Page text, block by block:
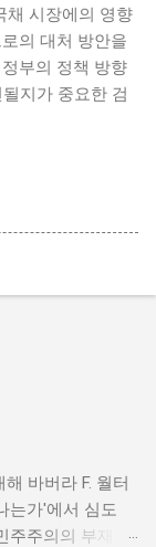
채 시장에의 영향
의 대처 방안을
부의 정책 방향
지가 중요한 검
바버라 F. 월터
는가'에서 심도
주주의의 부재가